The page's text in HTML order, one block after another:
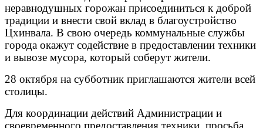
неравнодушных горожан присоединиться к доброй
традиции и внести свой вклад в благоустройство
Цхинвала. В свою очередь коммунальные службы
города окажут содействие в предоставлении техники
и вывозе мусора, который соберут жители.
28 октября на субботник приглашаются жители всей
столицы.
Для координации действий Администрации и
своевременного предоставления техники, просьба